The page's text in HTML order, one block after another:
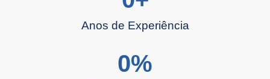
Anos de Experiência
0%